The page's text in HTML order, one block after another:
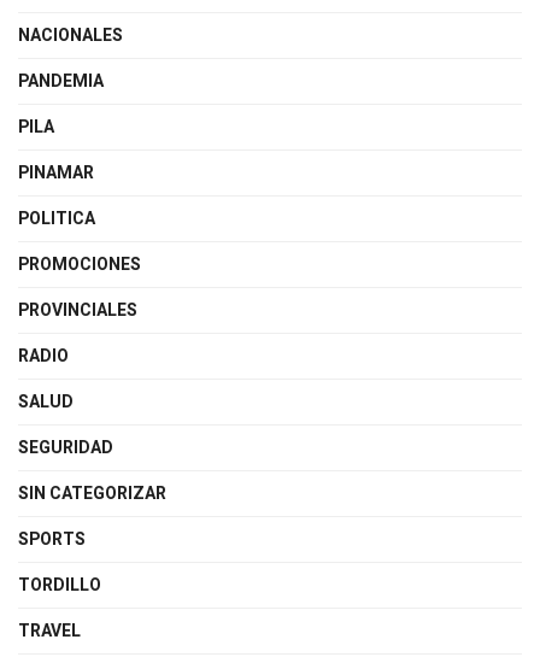
NACIONALES
PANDEMIA
PILA
PINAMAR
POLITICA
PROMOCIONES
PROVINCIALES
RADIO
SALUD
SEGURIDAD
SIN CATEGORIZAR
SPORTS
TORDILLO
TRAVEL